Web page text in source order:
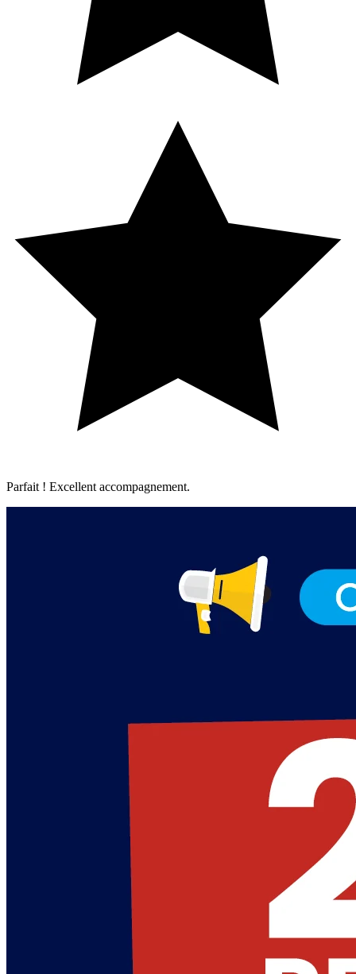
Parfait ! Excellent accompagnement.